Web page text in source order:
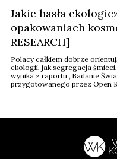
Jakie hasła
opakowaniach
RESEARCH]
Polacy całkiem dobrze
ekologii, jak segregacja
wynika z raportu „Badanie
przygotowanego przez Open